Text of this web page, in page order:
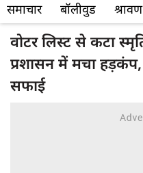
समाचार बॉलीवुड
वोटर लिस्ट से कटा
प्रशासन में मचा
सफाई